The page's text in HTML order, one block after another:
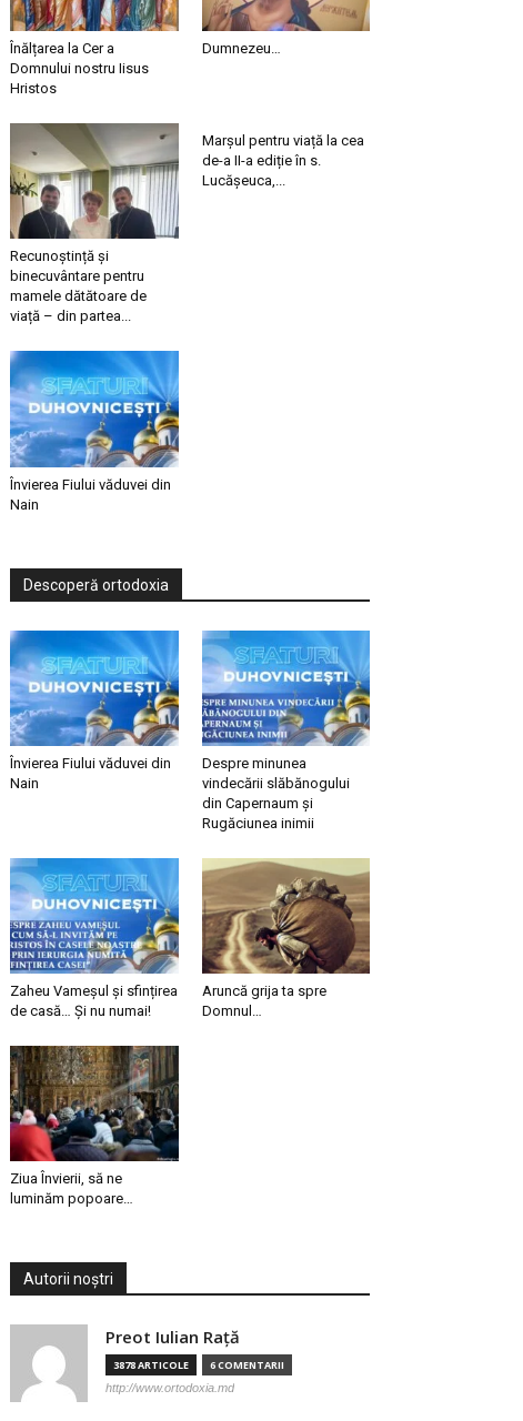
Înălțarea la Cer a
Domnului nostru Iisus
Hristos
Dumnezeu…
Recunoștință și
binecuvântare pentru
mamele dătătoare de
viață – din partea...
Marșul pentru viață la cea
de-a II-a ediție în s.
Lucășeuca,...
Învierea Fiului văduvei din
Nain
Descoperă ortodoxia
Învierea Fiului văduvei din
Nain
Despre minunea
vindecării slăbănogului
din Capernaum și
Rugăciunea inimii
Zaheu Vameșul și sfințirea
de casă… Și nu numai!
Aruncă grija ta spre
Domnul…
Ziua Învierii, să ne
luminăm popoare…
Autorii noștri
Preot Iulian Raţă
3878 ARTICOLE 6 COMENTARII
http://www.ortodoxia.md